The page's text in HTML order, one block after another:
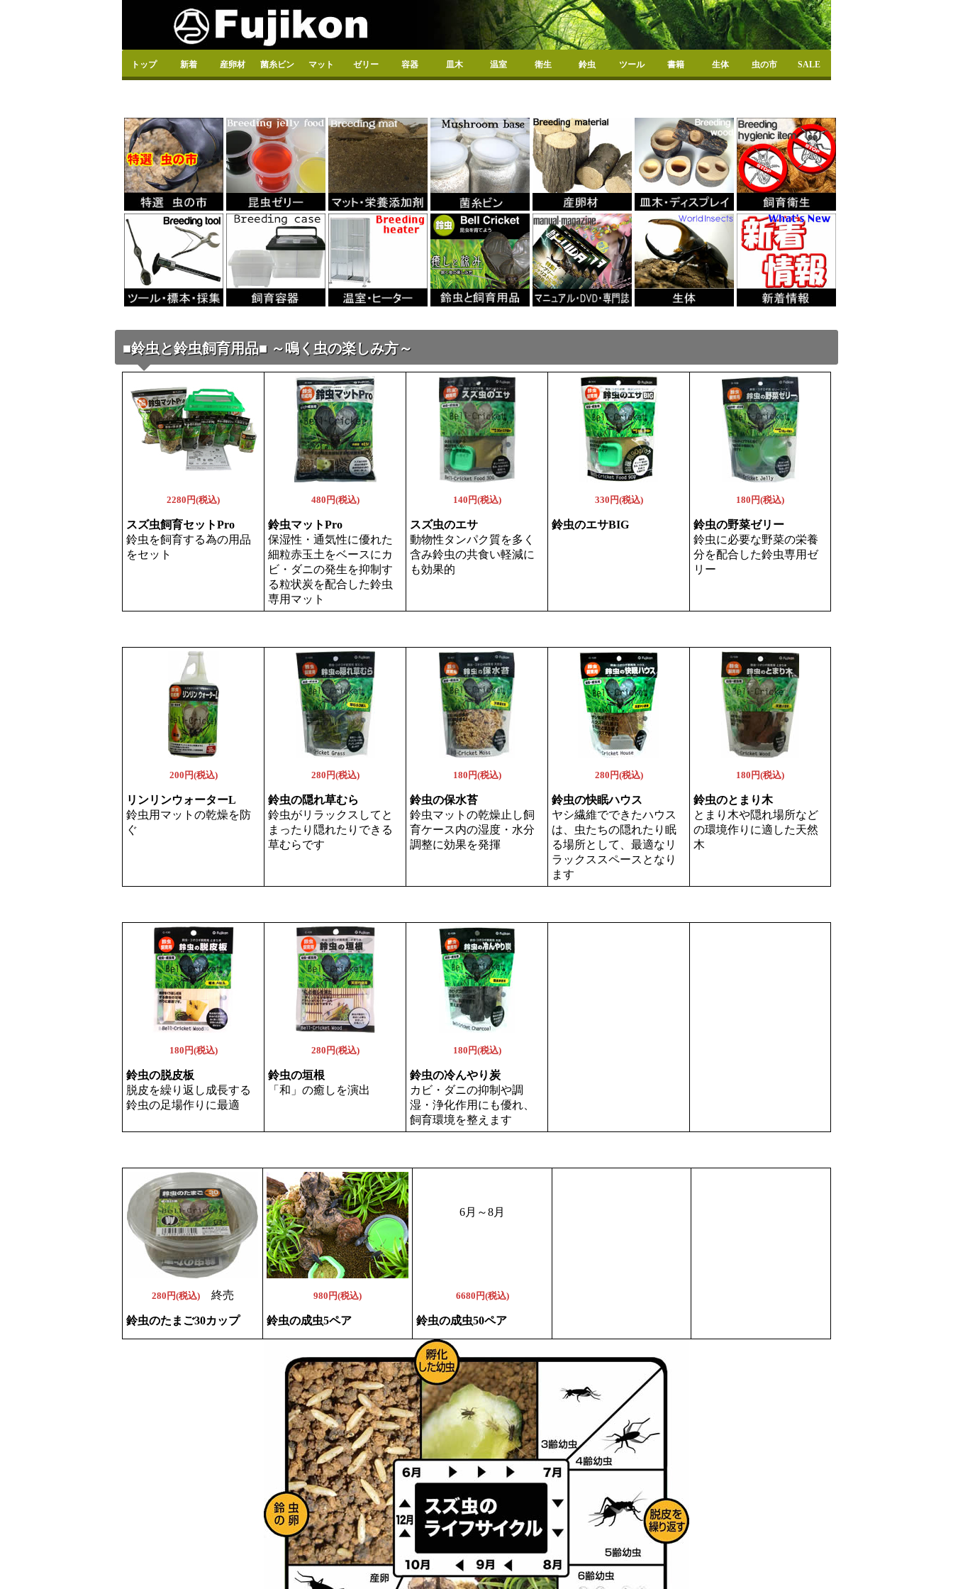
トップ 新着 産卵材 菌糸ビン マット ゼリー 容器 皿木 温室 衛生 鈴虫 ツール 書籍 生体 虫の市 SALE
■鈴虫と鈴虫飼育用品■ ～鳴く虫の楽しみ方～
2280円(税込) 480円(税込) 140円(税込) 330円(税込) 180円(税込)
スズ虫飼育セットPro
鈴虫を飼育する為の用品
をセット
鈴虫マットPro
保湿性・通気性に優れた
細粒赤玉土をベースにカ
ビ・ダニの発生を抑制す
る粒状炭を配合した鈴虫
専用マット
スズ虫のエサ
動物性タンパク質を多く
含み鈴虫の共食い軽減に
も効果的
鈴虫のエサBIG
鈴虫の野菜ゼリー
鈴虫に必要な野菜の栄養
分を配合した鈴虫専用ゼ
リー
200円(税込) 280円(税込) 180円(税込) 280円(税込) 180円(税込)
リンリンウォーターL
鈴虫用マットの乾燥を防
ぐ
鈴虫の隠れ草むら
鈴虫がリラックスしてと
まったり隠れたりできる
草むらです
鈴虫の保水苔
鈴虫マットの乾燥止し飼
育ケース内の湿度・水分
調整に効果を発揮
鈴虫の快眠ハウス
ヤシ繊維でできたハウス
は、虫たちの隠れたり眠
る場所として、最適なリ
ラックススペースとなり
ます
鈴虫のとまり木
とまり木や隠れ場所など
の環境作りに適した天然
木
180円(税込) 280円(税込) 180円(税込)
鈴虫の脱皮板
脱皮を繰り返し成長する
鈴虫の足場作りに最適
鈴虫の垣根
「和」の癒しを演出
鈴虫の冷んやり炭
カビ・ダニの抑制や調
湿・浄化作用にも優れ、
飼育環境を整えます
6月～8月
280円(税込)終売 980円(税込) 6680円(税込)
鈴虫のたまご30カップ 鈴虫の成虫5ペア 鈴虫の成虫50ペア